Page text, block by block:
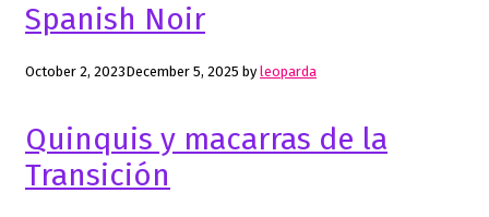
Spanish Noir
October 2, 2023December 5, 2025 byleoparda
Quinquis y macarras de la
Transición